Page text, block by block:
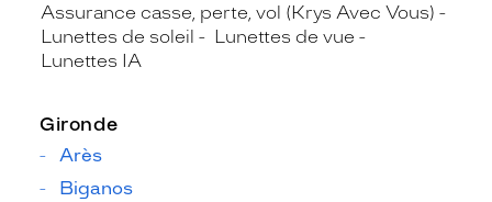
Assurance casse, perte, vol (Krys Avec Vous)
Lunettes de soleil
Lunettes de vue
Lunettes IA
Gironde
Arès
Biganos